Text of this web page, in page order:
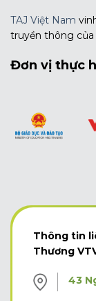
TAJ Việt Nam
truyền thông
Đơn vị thực
Thông tin
Thương
43